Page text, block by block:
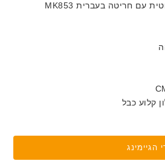
מקלדת גיימינג מכנית חוטית עם חריטה בעברית MK853